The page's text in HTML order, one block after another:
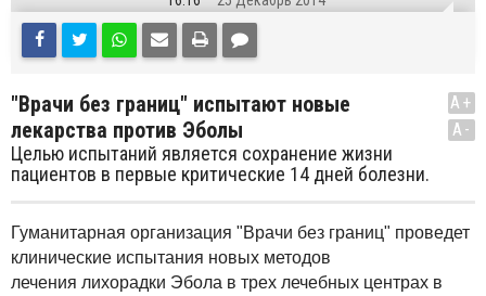
"Врачи без границ" испытают новые
лекарства против Эболы
Целью испытаний является сохранение жизни
пациентов в первые критические 14 дней болезни.
A+
A-
Гуманитарная организация "Врачи без границ" проведет
клинические испытания новых методов
лечения лихорадки Эбола в трех лечебных центрах в